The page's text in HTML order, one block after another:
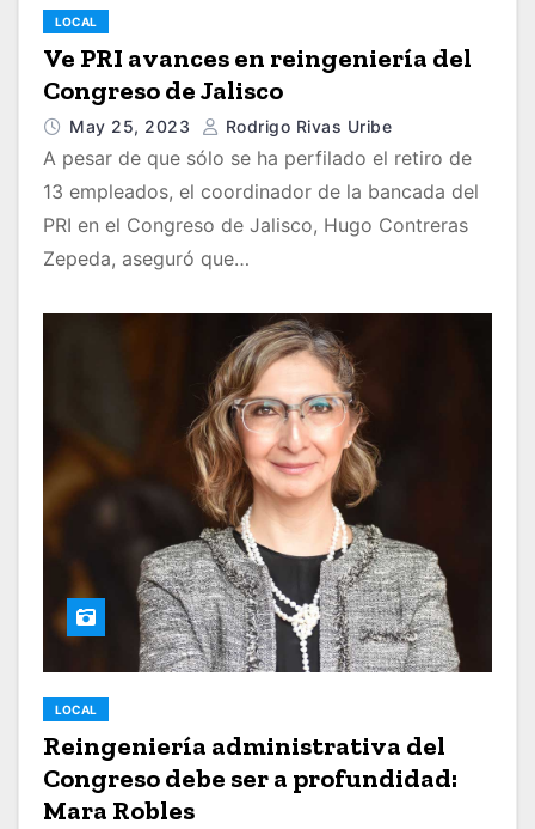
LOCAL
Ve PRI avances en reingeniería del
Congreso de Jalisco
May 25, 2023 Rodrigo Rivas Uribe
A pesar de que sólo se ha perfilado el retiro de
13 empleados, el coordinador de la bancada del
PRI en el Congreso de Jalisco, Hugo Contreras
Zepeda, aseguró que…
LOCAL
Reingeniería administrativa del
Congreso debe ser a profundidad:
Mara Robles